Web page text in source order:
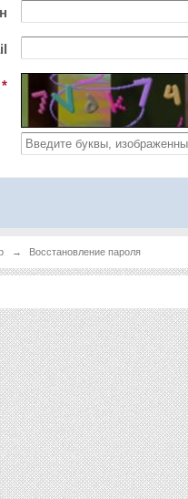
*
→ Восстановление пароля